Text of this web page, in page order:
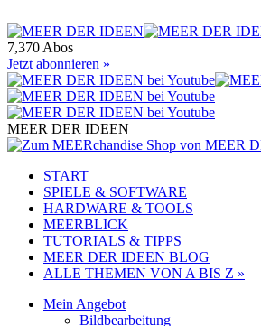
7,370 Abos
Jetzt abonnieren »
MEER DER IDEEN
START
SPIELE & SOFTWARE
HARDWARE & TOOLS
MEERBLICK
TUTORIALS & TIPPS
MEER DER IDEEN BLOG
ALLE THEMEN VON A BIS Z »
Mein Angebot
Bildbearbeitung